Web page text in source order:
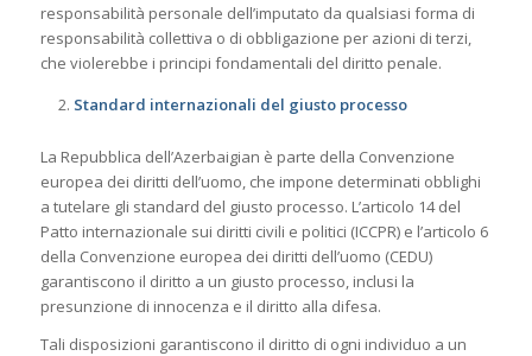
responsabilità personale dell’imputato da qualsiasi forma di
responsabilità collettiva o di obbligazione per azioni di terzi,
che violerebbe i principi fondamentali del diritto penale.
Standard internazionali del giusto processo
La Repubblica dell’Azerbaigian è parte della Convenzione
europea dei diritti dell’uomo, che impone determinati obblighi
a tutelare gli standard del giusto processo. L’articolo 14 del
Patto internazionale sui diritti civili e politici (ICCPR) e l’articolo 6
della Convenzione europea dei diritti dell’uomo (CEDU)
garantiscono il diritto a un giusto processo, inclusi la
presunzione di innocenza e il diritto alla difesa.
Tali disposizioni garantiscono il diritto di ogni individuo a un